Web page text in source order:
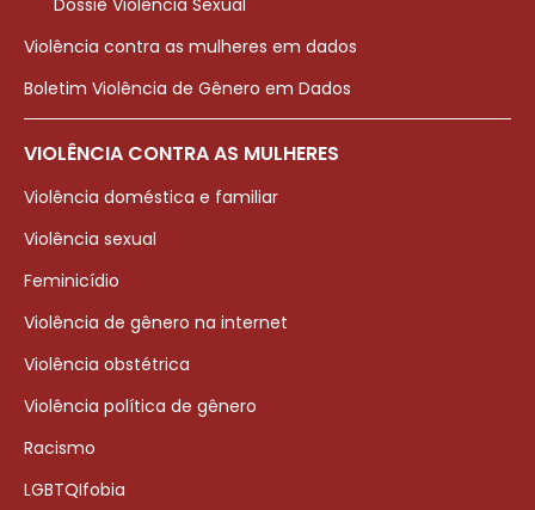
Dossiê Violência Sexual
Violência contra as mulheres em dados
Boletim Violência de Gênero em Dados
VIOLÊNCIA CONTRA AS MULHERES
Violência doméstica e familiar
Violência sexual
Feminicídio
Violência de gênero na internet
Violência obstétrica
Violência política de gênero
Racismo
LGBTQIfobia